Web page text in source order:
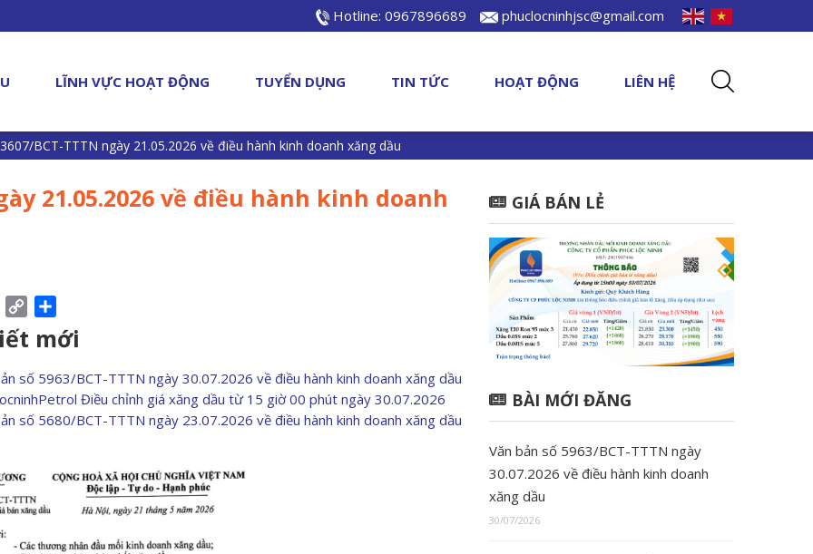
Hotline: 0967896689 phuclocninhjsc@gmail.com
LĨNH VỰC HOẠT ĐỘNG TUYỂN DỤNG TIN TỨC HOẠT ĐỘNG LIÊN HỆ
BCT-TTTN ngày 21.05.2026 về điều hành kinh doanh xăng dầu
21.05.2026 về điều hành kinh doanh
Copy
mới
số 5963/BCT-TTTN ngày 30.07.2026 về điều hành kinh doanh xăng dầu
Điều chỉnh giá xăng dầu từ 15 giờ 00 phút ngày 30.07.2026
số 5680/BCT-TTTN ngày 23.07.2026 về điều hành kinh doanh xăng dầu
GIÁ BÁN LẺ
BÀI MỚI ĐĂNG
Văn bản số 5963/BCT-TTTN ngày
30.07.2026 về điều hành kinh doanh
xăng dầu
30/07/2026